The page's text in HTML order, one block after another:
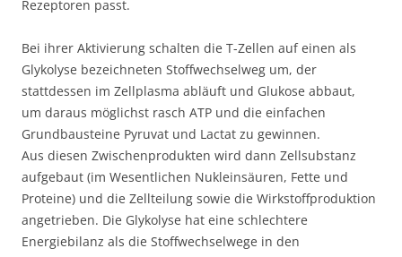
Rezeptoren passt.
Bei ihrer Aktivierung schalten die T-Zellen auf einen als
Glykolyse bezeichneten Stoffwechselweg um, der
stattdessen im Zellplasma abläuft und Glukose abbaut,
um daraus möglichst rasch ATP und die einfachen
Grundbausteine Pyruvat und Lactat zu gewinnen.
Aus diesen Zwischenprodukten wird dann Zellsubstanz
aufgebaut (im Wesentlichen Nukleinsäuren, Fette und
Proteine) und die Zellteilung sowie die Wirkstoffproduktion
angetrieben. Die Glykolyse hat eine schlechtere
Energiebilanz als die Stoffwechselwege in den